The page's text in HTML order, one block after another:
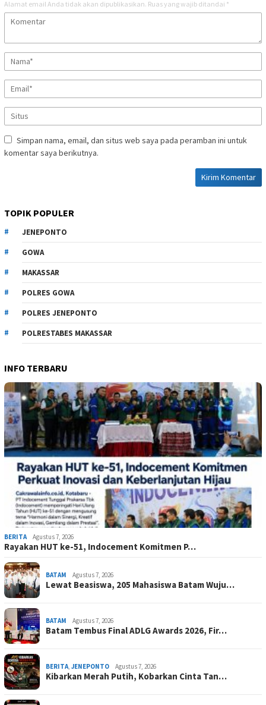
Alamat email Anda tidak akan dipublikasikan. Ruas yang wajib ditandai *
Simpan nama, email, dan situs web saya pada peramban ini untuk
komentar saya berikutnya.
TOPIK POPULER
JENEPONTO
GOWA
MAKASSAR
POLRES GOWA
POLRES JENEPONTO
POLRESTABES MAKASSAR
INFO TERBARU
BERITA Agustus 7, 2026
Rayakan HUT ke-51, Indocement Komitmen P…
BATAM Agustus 7, 2026
Lewat Beasiswa, 205 Mahasiswa Batam Wuju…
BATAM Agustus 7, 2026
Batam Tembus Final ADLG Awards 2026, Fir…
BERITA, JENEPONTO Agustus 7, 2026
Kibarkan Merah Putih, Kobarkan Cinta Tan…